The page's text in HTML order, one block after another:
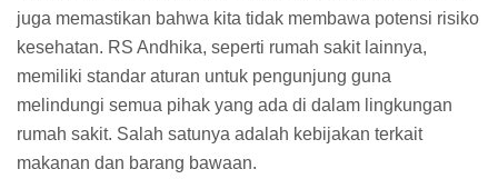
juga memastikan bahwa kita tidak membawa potensi risiko
kesehatan. RS Andhika, seperti rumah sakit lainnya,
memiliki standar aturan untuk pengunjung guna
melindungi semua pihak yang ada di dalam lingkungan
rumah sakit. Salah satunya adalah kebijakan terkait
makanan dan barang bawaan.